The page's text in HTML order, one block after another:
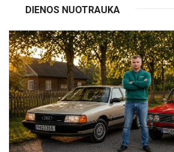
DIENOS NUOTRAUKA